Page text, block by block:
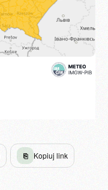
⎘ Kopiuj link